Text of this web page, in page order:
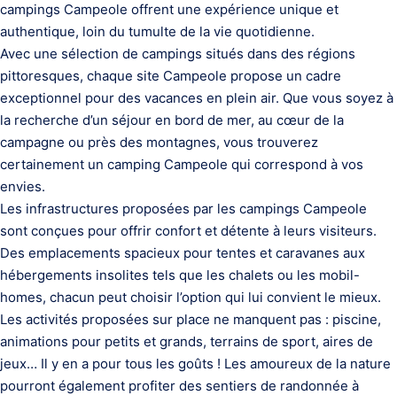
campings Campeole offrent une expérience unique et
authentique, loin du tumulte de la vie quotidienne.
Avec une sélection de campings situés dans des régions
pittoresques, chaque site Campeole propose un cadre
exceptionnel pour des vacances en plein air. Que vous soyez à
la recherche d’un séjour en bord de mer, au cœur de la
campagne ou près des montagnes, vous trouverez
certainement un camping Campeole qui correspond à vos
envies.
Les infrastructures proposées par les campings Campeole
sont conçues pour offrir confort et détente à leurs visiteurs.
Des emplacements spacieux pour tentes et caravanes aux
hébergements insolites tels que les chalets ou les mobil-
homes, chacun peut choisir l’option qui lui convient le mieux.
Les activités proposées sur place ne manquent pas : piscine,
animations pour petits et grands, terrains de sport, aires de
jeux… Il y en a pour tous les goûts ! Les amoureux de la nature
pourront également profiter des sentiers de randonnée à